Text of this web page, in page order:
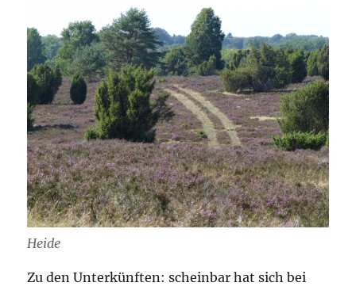
Heide
Zu den Unterkünften: scheinbar hat sich bei